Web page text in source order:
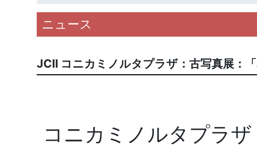
ニュース
JCII コニカミノルタプラザ：古写真展：
コニカミノルタプラ